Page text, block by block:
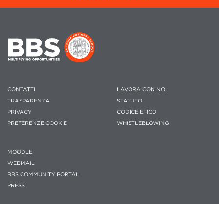
CONTATTI
TRASPARENZA
PRIVACY
PREFERENZE COOKIE
LAVORA CON NOI
STATUTO
CODICE ETICO
WHISTLEBLOWING
MOODLE
WEBMAIL
BBS COMMUNITY PORTAL
PRESS